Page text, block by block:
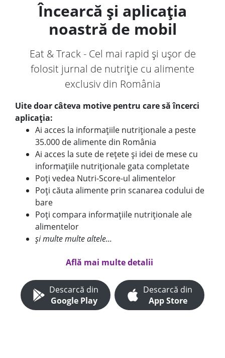
Încearcă și aplicația
noastră de mobil
Eat & Track - Cel mai rapid și ușor de
folosit jurnal de nutriție cu alimente
exclusiv din România
Uite doar câteva motive pentru care să încerci
aplicația:
Ai acces la informațiile nutriționale a peste
35.000 de alimente din România
Ai acces la sute de rețete și idei de mese cu
informațiile nutriționale gata completate
Poți vedea Nutri-Score-ul alimentelor
Poți căuta alimente prin scanarea codului de
bare
Poți compara informațiile nutriționale ale
alimentelor
și multe multe altele...
Află mai multe detalii
Descarcă din
Google Play
Descarcă din
App Store